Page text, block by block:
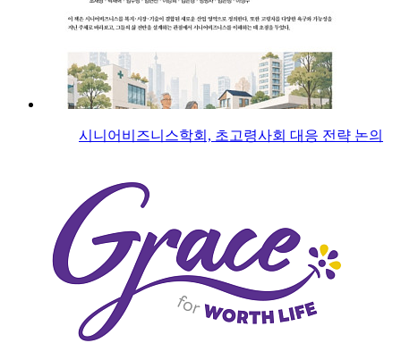
시니어비즈니스학회, 초고령사회 대응 전략 논의